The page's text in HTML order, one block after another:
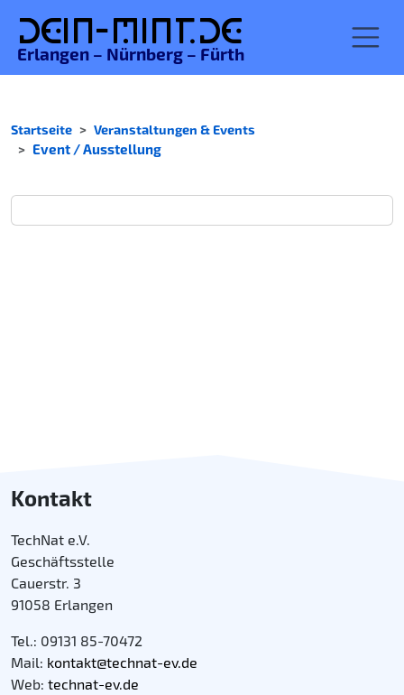
Dein-MINT.de
Erlangen – Nürnberg – Fürth
Startseite
Veranstaltungen & Events
Event / Ausstellung
Kontakt
TechNat e.V.
Geschäftsstelle
Cauerstr. 3
91058 Erlangen
Tel.: 09131 85-70472
Mail: kontakt@technat-ev.de
Web: technat-ev.de